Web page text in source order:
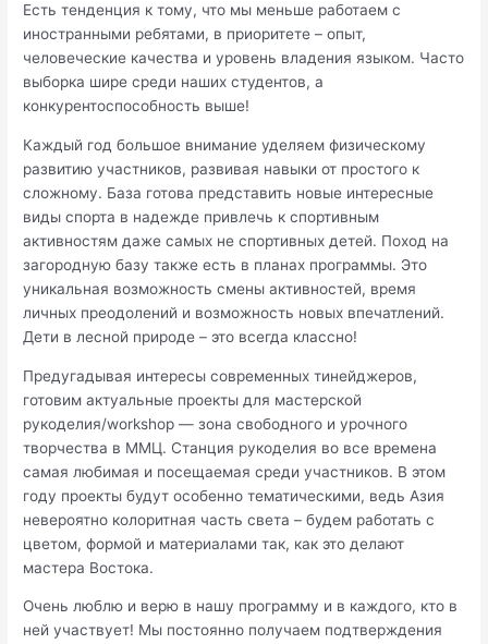
Есть тенденция к тому, что мы меньше работаем с
иностранными ребятами, в приоритете – опыт,
человеческие качества и уровень владения языком. Часто
выборка шире среди наших студентов, а
конкурентоспособность выше!
Каждый год большое внимание уделяем физическому
развитию участников, развивая навыки от простого к
сложному. База готова представить новые интересные
виды спорта в надежде привлечь к спортивным
активностям даже самых не спортивных детей. Поход на
загородную базу также есть в планах программы. Это
уникальная возможность смены активностей, время
личных преодолений и возможность новых впечатлений.
Дети в лесной природе – это всегда классно!
Предугадывая интересы современных тинейджеров,
готовим актуальные проекты для мастерской
рукоделия/workshop — зона свободного и урочного
творчества в ММЦ. Станция рукоделия во все времена
самая любимая и посещаемая среди участников. В этом
году проекты будут особенно тематическими, ведь Азия
невероятно колоритная часть света – будем работать с
цветом, формой и материалами так, как это делают
мастера Востока.
Очень люблю и верю в нашу программу и в каждого, кто в
ней участвует! Мы постоянно получаем подтверждения